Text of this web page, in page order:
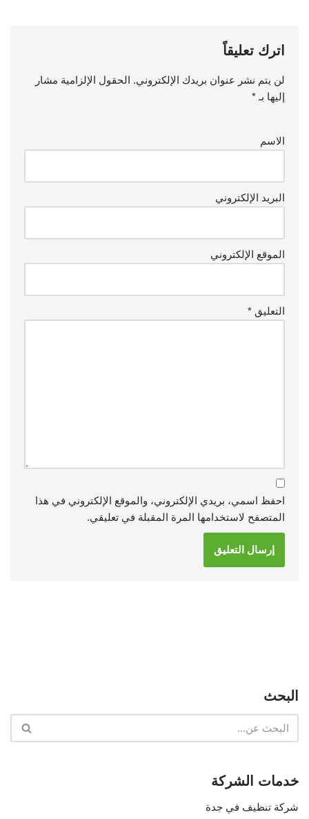
اترك تعليقاً
لن يتم نشر عنوان بريدك الإلكتروني. الحقول الإلزامية مشار
إليها بـ*
الاسم
البريد الإلكتروني
الموقع الإلكتروني
التعليق *
احفظ اسمي، بريدي الإلكتروني، والموقع الإلكتروني في هذا
المتصفح لاستخدامها المرة المقبلة في تعليقي.
البحث
خدمات الشركة
شركة تنظيف في جدة